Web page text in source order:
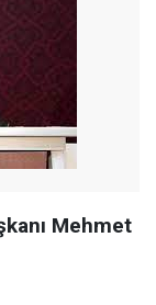
Mehmet